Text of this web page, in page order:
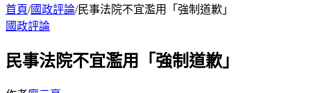
首頁/國政評論/民事法院不宜濫用「強制道歉」
國政評論
民事法院不宜濫用「強制道歉」